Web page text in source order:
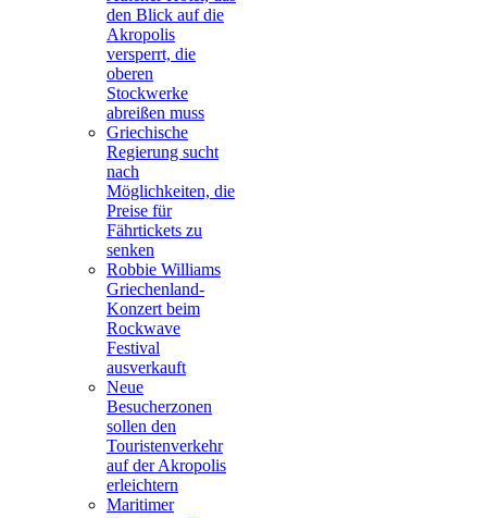
den Blick auf die
Akropolis
versperrt, die
oberen
Stockwerke
abreißen muss
Griechische
Regierung sucht
nach
Möglichkeiten, die
Preise für
Fährtickets zu
senken
Robbie Williams
Griechenland-
Konzert beim
Rockwave
Festival
ausverkauft
Neue
Besucherzonen
sollen den
Touristenverkehr
auf der Akropolis
erleichtern
Maritimer